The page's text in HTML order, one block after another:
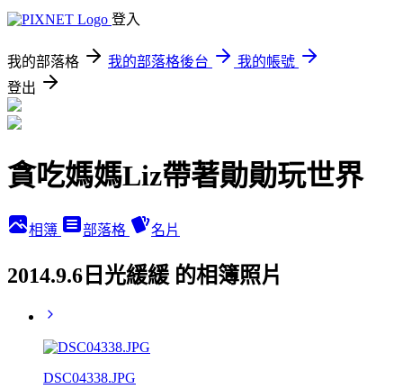
登入
我的部落格 我的部落格後台
我的帳號
登出
貪吃媽媽Liz帶著勛勛玩世界
相簿 部落格 名片
2014.9.6日光緩緩 的相簿照片
DSC04338.JPG